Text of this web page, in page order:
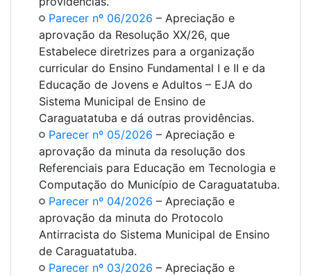
Parecer nº 06/2026 – Apreciação e
aprovação da Resolução XX/26, que
Estabelece diretrizes para a organização
curricular do Ensino Fundamental I e II e da
Educação de Jovens e Adultos – EJA do
Sistema Municipal de Ensino de
Caraguatatuba e dá outras providências.
Parecer nº 05/2026 – Apreciação e
aprovação da minuta da resolução dos
Referenciais para Educação em Tecnologia e
Computação do Município de Caraguatatuba.
Parecer nº 04/2026 – Apreciação e
aprovação da minuta do Protocolo
Antirracista do Sistema Municipal de Ensino
de Caraguatatuba.
Parecer nº 03/2026 – Apreciação e